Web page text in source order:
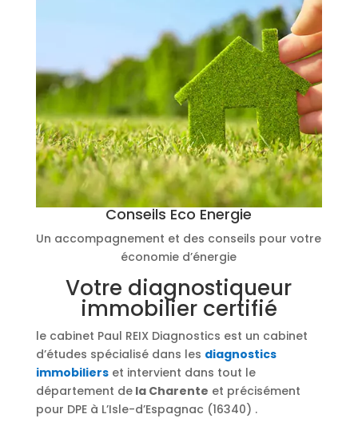
Conseils Eco Energie
Un accompagnement et des conseils pour votre
économie d’énergie
Votre diagnostiqueur
immobilier certifié
le cabinet Paul REIX Diagnostics est un cabinet
d’études spécialisé dans les diagnostics
immobilierset intervient dans tout le
département dela Charente et précisément
pour DPE à L’Isle-d’Espagnac (16340) .